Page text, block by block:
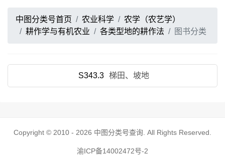
中图分类号首页 农业科学
农学（农艺学）
耕作学与有机农业
各类型地的耕作法 图书分类
S343.3 梯田、坡地
Copyright © 2010 - 2026 中图分类号查询 . All Rights Reserved.
渝ICP备14002472号-2